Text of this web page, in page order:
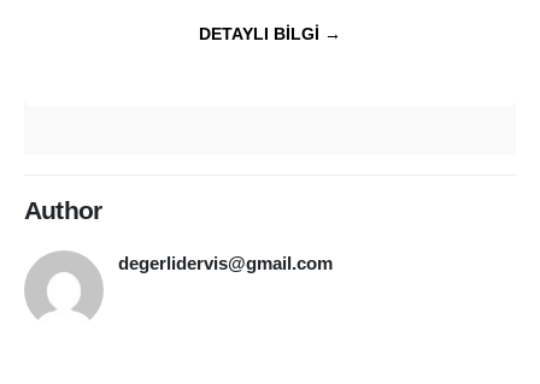
DETAYLI BİLGİ →
Author
degerlidervis@gmail.com